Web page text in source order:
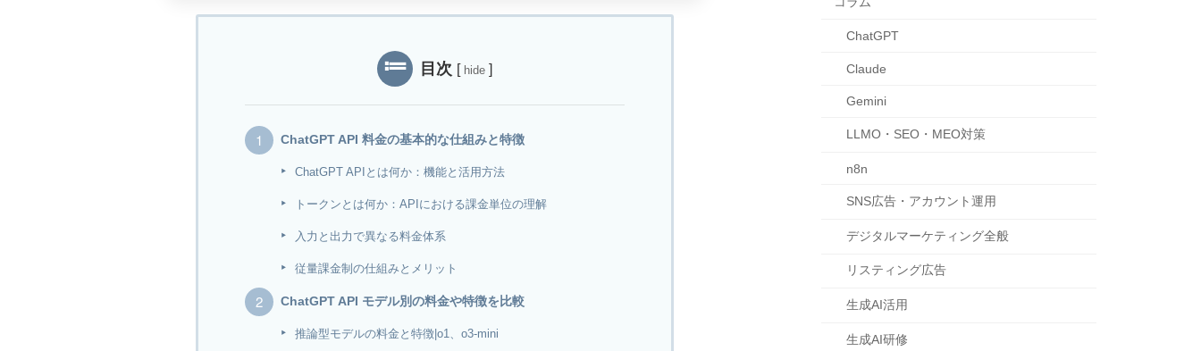
目次 [ hide ]
ChatGPT API 料金の基本的な仕組みと特徴
ChatGPT APIとは何か：機能と活用方法
トークンとは何か：APIにおける課金単位の理解
入力と出力で異なる料金体系
従量課金制の仕組みとメリット
ChatGPT API モデル別の料金や特徴を比較
推論型モデルの料金と特徴|o1、o3-mini
ChatGPT
Claude
Gemini
LLMO・SEO・MEO対策
n8n
SNS広告・アカウント運用
デジタルマーケティング全般
リスティング広告
生成AI活用
生成AI研修